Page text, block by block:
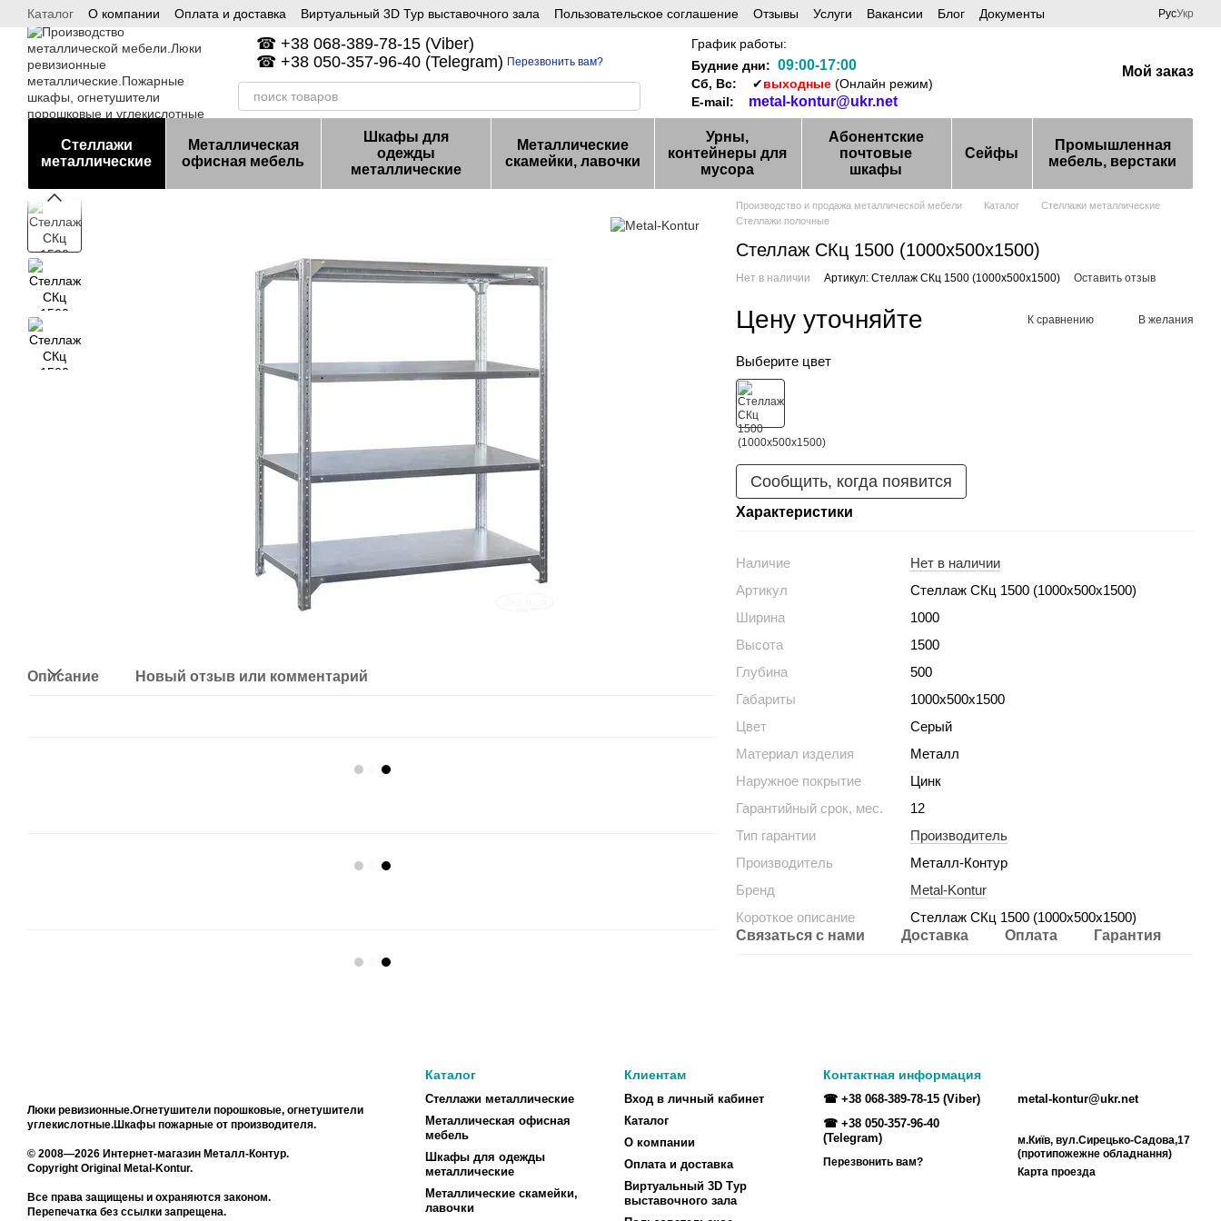
Перейти к основному контенту
Каталог О компании Оплата и доставка Виртуальный 3D Тур выставочного зала Пользовательское соглашение Отзывы Услуги Вакансии Блог
Документы
Гарантия и возврат
РусУкр
☎ +38 068-389-78-15 (Viber)
☎ +38 050-357-96-40 (Telegram) Перезвонить вам?
График работы:
Будние дни:09:00-17:00
Сб, Вс: ✔выходные (Онлайн режим)
E-mail:
metal-kontur@ukr.net
Мой заказ
Стеллажи
металлические
Металлическая
офисная мебель
Шкафы для
одежды
металлические
Металлические
скамейки, лавочки
Урны,
контейнеры для
мусора
Абонентские
почтовые
шкафы
Сейфы
Промышленная
мебель, верстаки
Описание Новый отзыв или комментарий
Производство и продажа металлической мебели Каталог
Стеллажи металлические
Стеллажи полочные
Стеллаж СКц 1500 (1000х500х1500)
Нет в наличии Артикул: Стеллаж СКц 1500 (1000х500х1500) Оставить отзыв
Цену уточняйте К сравнению В желания
Выберите цвет
Сообщить, когда появится
Характеристики
Наличие
Нет в наличии
Артикул
Стеллаж СКц 1500 (1000х500х1500)
Ширина
1000
Высота
1500
Глубина
500
Габариты
1000х500х1500
Цвет
Серый
Материал изделия
Металл
Наружное покрытие
Цинк
Гарантийный срок, мес.
12
Тип гарантии
Производитель
Производитель
Металл-Контур
Бренд
Metal-Kontur
Короткое описание
Стеллаж СКц 1500 (1000х500х1500)
Связаться с нами
Доставка Оплата Гарантия
Люки ревизионные.Огнетушители порошковые, огнетушители
углекислотные.Шкафы пожарные от производителя.
© 2008—2026 Интернет-магазин Металл-Контур.
Copyright Original Metal-Kontur.
Все права защищены и охраняются законом.
Перепечатка без ссылки запрещена.
Каталог
Стеллажи металлические
Металлическая офисная
мебель
Шкафы для одежды
металлические
Металлические скамейки,
лавочки
Клиентам
Вход в личный кабинет
Каталог
О компании
Оплата и доставка
Виртуальный 3D Тур
выставочного зала
Контактная информация
☎ +38 068-389-78-15 (Viber)
☎ +38 050-357-96-40
(Telegram)
Перезвонить вам?
metal-kontur@ukr.net
м.Київ, вул.Сирецько-Садова,17
(протипожежне обладнання)
Карта проезда